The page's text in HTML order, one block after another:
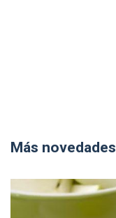
Más novedades